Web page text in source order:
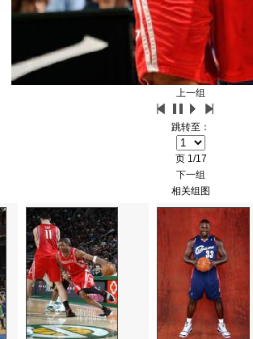
上一组
跳转至：
页 1/17
下一组
相关组图